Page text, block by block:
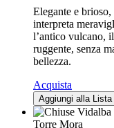
Elegante e
interpreta
l’antico vulcano,
ruggente, senza
bellezza.
Acquista
Aggiungi alla Lista
Torre Mora